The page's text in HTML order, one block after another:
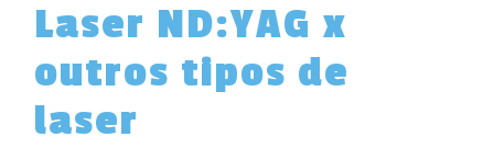
Laser ND:YAG x
outros tipos de
laser